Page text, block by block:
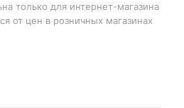
только для интернет-магазина
от цен в розничных магазинах